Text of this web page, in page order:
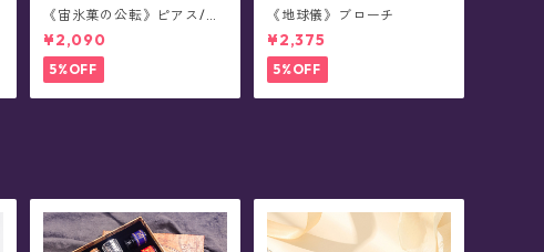
《宙氷菓の公転》ピアス/イ
ヤリング
¥2,090
5%OFF
《地球儀》ブローチ
¥2,375
5%OFF